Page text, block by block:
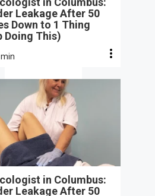
Leakage After 50
Down to 1 Thing
Doing This)
in Columbus:
Leakage After 50